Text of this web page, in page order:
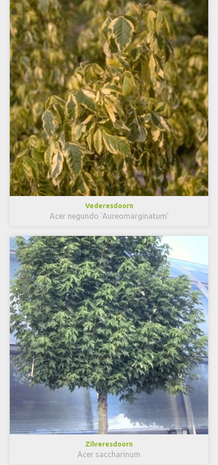
Vederesdoorn
Acer negundo 'Aureomarginatum'
Zilveresdoorn
Acer saccharinum